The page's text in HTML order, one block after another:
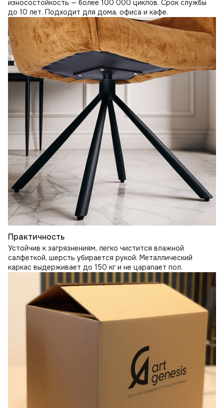
износостойкость — более 100 000 циклов. Срок службы
до 10 лет. Подходит для дома, офиса и кафе.
Практичность
Устойчив к загрязнениям, легко чистится влажной
салфеткой, шерсть убирается рукой. Металлический
каркас выдерживает до 150 кг и не царапает пол.